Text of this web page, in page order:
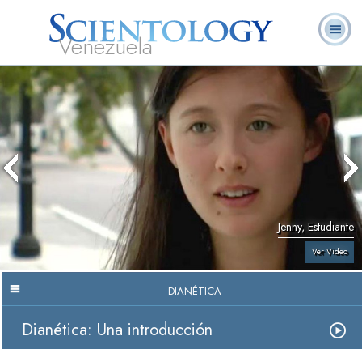
Venezuela
L. Ronald
Hubbard
¿Qué es
Scientology?
Ministros
Voluntarios
Preguntas
Frecuentes
Libros
Jenny, Estudiante
Ver Video
DIANÉTICA
Dianética: Una introducción